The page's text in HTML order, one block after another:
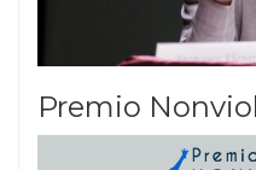
Premio